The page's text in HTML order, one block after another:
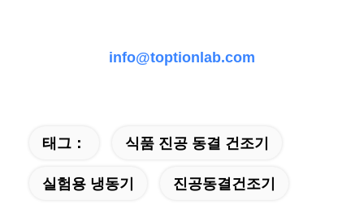
info@toptionlab.com
태그： 식품 진공 동결 건조기
실험용 냉동기 진공동결건조기